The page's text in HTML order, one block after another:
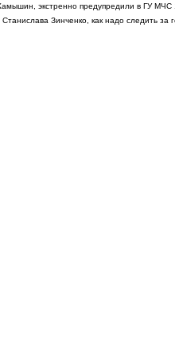
экстренно предупредили в ГУ МЧС
Зинченко, как надо следить за